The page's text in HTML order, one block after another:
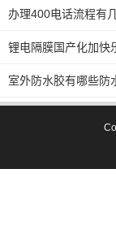
办理400电话流程有
锂电隔膜国产化加快
室外防水胶有哪些防